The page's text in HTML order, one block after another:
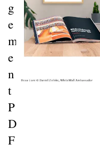
g
e
m
e
n
t
P
D
F